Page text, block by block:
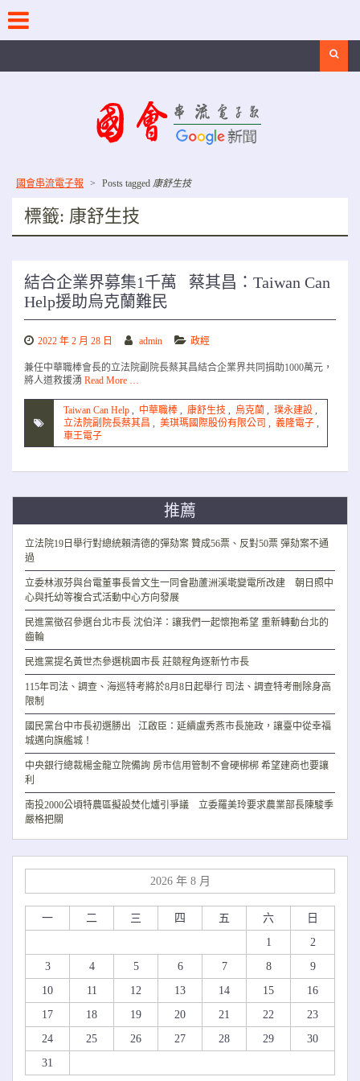
content
國會串流電子報 > Posts tagged 康舒生技
標籤: 康舒生技
結合企業界募集1千萬 蔡其昌：Taiwan Can
Help援助烏克蘭難民
2022 年 2 月 28 日 admin 政經
兼任中華職棒會長的立法院副院長蔡其昌結合企業界共同捐助1000萬元，
將人道救援湧 Read More …
Taiwan Can Help , 中華職棒 , 康舒生技 , 烏克蘭 , 璞永建設 ,
立法院副院長蔡其昌 , 美琪瑪國際股份有限公司 , 義隆電子 ,
車王電子
推薦
立法院19日舉行對總統賴清德的彈劾案 贊成56票、反對50票 彈劾案不通
過
立委林淑芬與台電董事長曾文生一同會勘蘆洲溪墘變電所改建 朝日照中
心與托幼等複合式活動中心方向發展
民進黨徵召參選台北市長 沈伯洋：讓我們一起懷抱希望 重新轉動台北的
齒輪
民進黨提名黃世杰參選桃園市長 莊競程角逐新竹市長
115年司法、調查、海巡特考將於8月8日起舉行 司法、調查特考刪除身高
限制
國民黨台中市長初選勝出 江啟臣：延續盧秀燕市長施政，讓臺中從幸福
城邁向旗艦城！
中央銀行總裁楊金龍立院備詢 房市信用管制不會硬梆梆 希望建商也要讓
利
南投2000公頃特農區擬設焚化爐引爭議 立委羅美玲要求農業部長陳駿季
嚴格把關
2026 年 8 月
一 二 三 四 五 六
日
1
2
3
4 5 6 7 8
9
10
11 12 13 14 15
16
17
18 19 20 21 22
23
24
25 26 27 28 29
30
31